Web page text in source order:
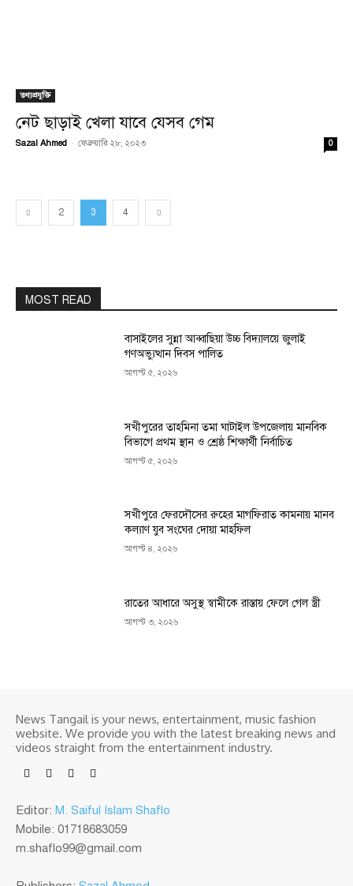
তথ্যপ্রযুক্তি
নেট ছাড়াই খেলা যাবে যেসব গেম
Sazal Ahmed - ফেব্রুয়ারি ২৮, ২০২৩ 0
2 3 4
MOST READ
বাসাইলের সুন্না আব্বাছিয়া উচ্চ বিদ্যালয়ে জুলাই
গণঅভ্যুত্থান দিবস পালিত
আগস্ট ৫, ২০২৬
সখীপুরের তাহমিনা তমা ঘাটাইল উপজেলায় মানবিক
বিভাগে প্রথম স্থান ও শ্রেষ্ঠ শিক্ষার্থী নির্বাচিত
আগস্ট ৫, ২০২৬
সখীপুরে ফেরদৌসের রুহের মাগফিরাত কামনায় মানব
কল্যাণ যুব সংঘের দোয়া মাহফিল
আগস্ট ৪, ২০২৬
রাতের আধারে অসুস্থ স্বামীকে রাস্তায় ফেলে গেল স্ত্রী
আগস্ট ৩, ২০২৬
News Tangail is your news, entertainment, music fashion
website. We provide you with the latest breaking news and
videos straight from the entertainment industry.
Editor: M. Saiful Islam Shaflo
Mobile: 01718683059
m.shaflo99@gmail.com